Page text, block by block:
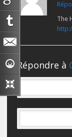
The
Répondre à